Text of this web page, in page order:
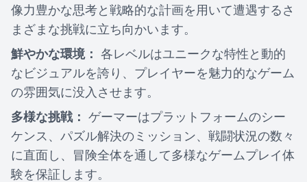
像力豊かな思考と戦略的な計画を用いて遭遇するさ
まざまな挑戦に立ち向かいます。
鮮やかな環境： 各レベルはユニークな特性と動的
なビジュアルを誇り、プレイヤーを魅力的なゲーム
の雰囲気に没入させます。
多様な挑戦： ゲーマーはプラットフォームのシー
ケンス、パズル解決のミッション、戦闘状況の数々
に直面し、冒険全体を通して多様なゲームプレイ体
験を保証します。